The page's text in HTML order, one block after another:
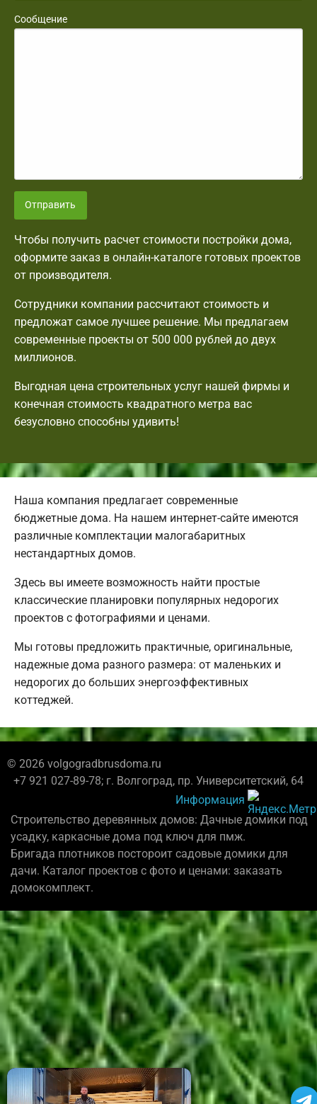
Сообщение
Отправить
Чтобы получить расчет стоимости постройки дома,
оформите заказ в онлайн-каталоге готовых проектов
от производителя.
Сотрудники компании рассчитают стоимость и
предложат самое лучшее решение. Мы предлагаем
современные проекты от 500 000 рублей до двух
миллионов.
Выгодная цена строительных услуг нашей фирмы и
конечная стоимость квадратного метра вас
безусловно способны удивить!
Наша компания предлагает современные
бюджетные дома. На нашем интернет-сайте имеются
различные комплектации малогабаритных
нестандартных домов.
Здесь вы имеете возможность найти простые
классические планировки популярных недорогих
проектов с фотографиями и ценами.
Мы готовы предложить практичные, оригинальные,
надежные дома разного размера: от маленьких и
недорогих до больших энергоэффективных
коттеджей.
© 2026 volgogradbrusdoma.ru
+7 921 027-89-78; г. Волгоград, пр. Университетский, 64
Информация
Строительство деревянных домов: Дачные домики под
усадку, каркасные дома под ключ для пмж.
Бригада плотников постороит садовые домики для
дачи. Каталог проектов с фото и ценами: заказать
домокомплект.